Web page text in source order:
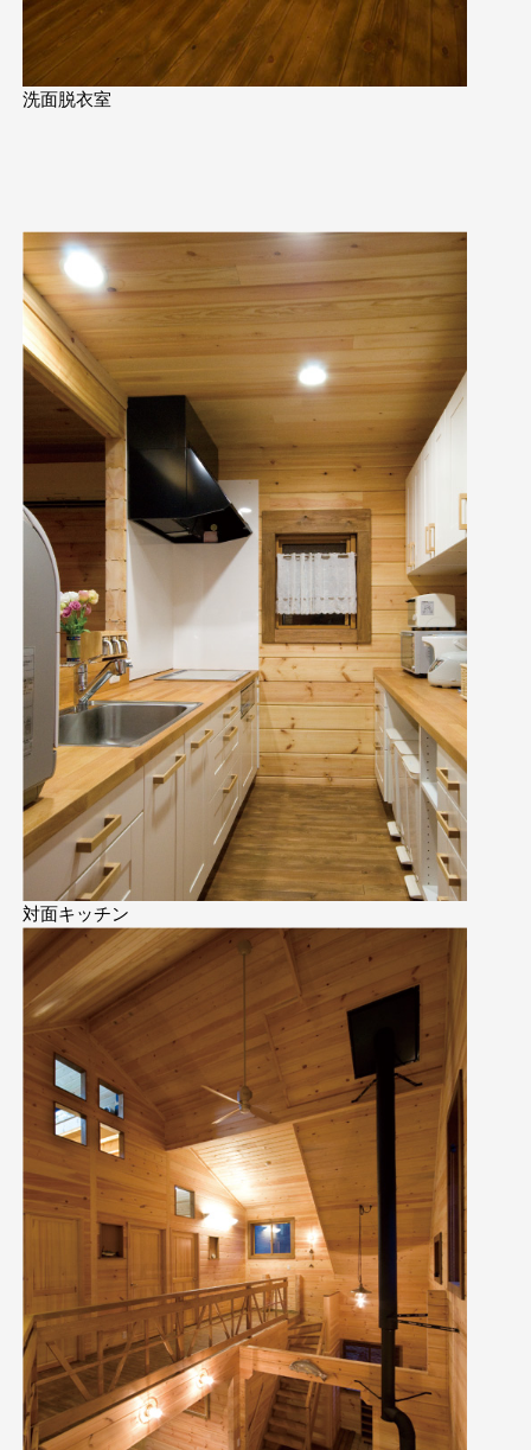
洗面脱衣室
対面キッチン